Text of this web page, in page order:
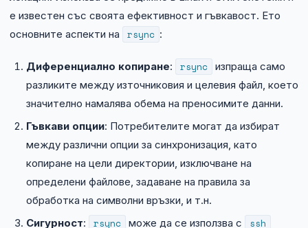
Правна информация
GDPR
Контакти
Блог
е известен със своята ефективност и гъвкавост. Ето
основните аспекти на
rsync :
Диференциално копиране: rsync изпраща само
разликите между източниковия и целевия файл, което
значително намалява обема на преносимите данни.
Гъвкави опции: Потребителите могат да избират
между различни опции за синхронизация, като
копиране на цели директории, изключване на
определени файлове, задаване на правила за
обработка на символни връзки, и т.н.
Сигурност: rsync може да се използва с ssh